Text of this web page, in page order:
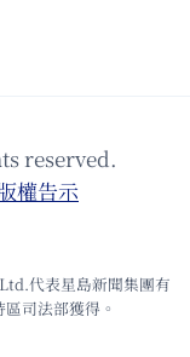
reserved.
權告⽰
代表星島新聞集團有
司法部獲得。